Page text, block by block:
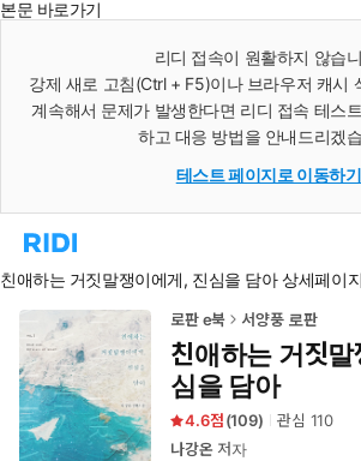
본문 바로가기
리디 접속이 원활하지 않습
강제 새로 고침(Ctrl + F5)이나 브라우저 캐시
계속해서 문제가 발생한다면 리디 접속 테스
하고 대응 방법을 안내드리겠
테스트 페이지로 이동하기
리
홈
로
이
동
친애하는 거짓말쟁이에게, 진심을 담아 상세페이지
로판 e북 서양풍 로판
친애하는 거짓
심을 담아
4.6 (109) 관심 110
나강온 저자